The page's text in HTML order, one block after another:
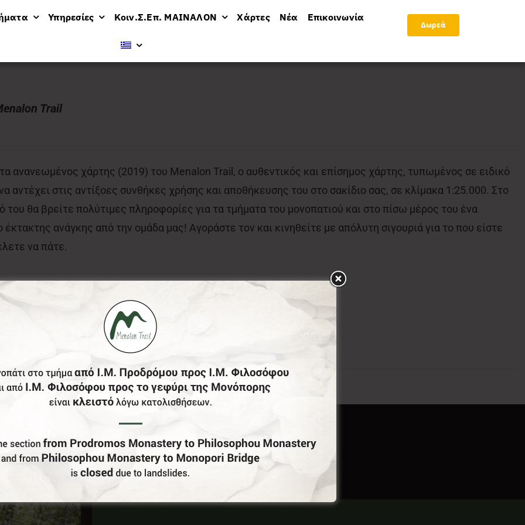
Υπηρεσίες Κοιν.Σ.Επ. ΜΑΙΝΑΛΟΝ Χάρτες Νέα Επικοινωνία
Δωρεά
Trail
ανανεωμένος χάρτης (2019) του Menalon Trail, ο αυθεντικός και επίσημος χάρτης, τυπωμένος σε ειδικό
αντέχει στις αντίξοες συνθήκες χρήσης και αποθήκευσης του στο σακίδιο σας, σε κλίμακα 1:25.000. Στο
του θα βρείτε πολύτιμες πληροφορίες για τα τμήματα του μονοπατιού και στο πίσω μέρος του ένα
ανάγκης από την ομάδα μας! Αγοράστε τον και κινηθείτε με απόλυτη σιγουριά για το που είστε
να πάτε.
Έχεις Επιχείρηση Στο Δήμο Γορτυνίας;
Γίνε Συνεργάτης Μας